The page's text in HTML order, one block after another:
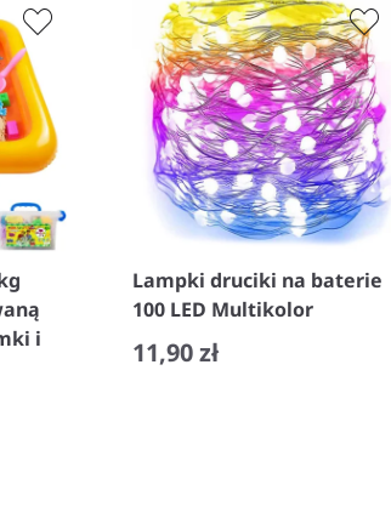
i
Lampki druciki na baterie
100 LED Multikolor
11,90 zł